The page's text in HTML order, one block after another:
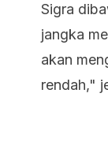
Sigra
jangka
akan
rendah,"